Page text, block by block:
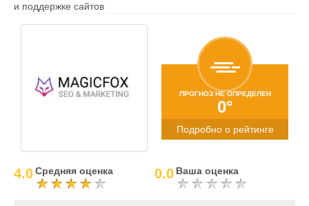
и поддержке сайтов
ПРОГНОЗ НЕ ОПРЕДЕЛЕН
0°
Подробно о рейтинге
4.0Средняя оценка 0.0 Ваша оценка